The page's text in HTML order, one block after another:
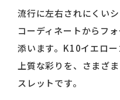
流行に左右されにくい
コーディネートからフ
添います。K10イエロ
上質な彩りを、さまざ
スレットです。